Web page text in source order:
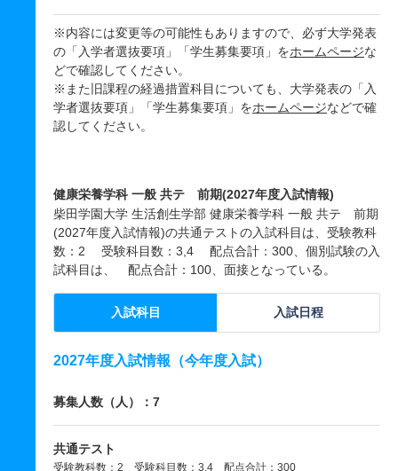
※内容には変更等の可能性もありますので、必ず大学発表
の「入学者選抜要項」「学生募集要項」をホームページな
どで確認してください。
※また旧課程の経過措置科目についても、大学発表の「入
学者選抜要項」「学生募集要項」をホームページなどで確
認してください。
健康栄養学科 一般 共テ 前期(2027年度入試情報)
柴田学園大学 生活創生学部 健康栄養学科 一般 共テ 前期
(2027年度入試情報)の共通テストの入試科目は、受験教科
数：2 受験科目数：3,4 配点合計：300、個別試験の入
試科目は、 配点合計：100、面接となっている。
入試科目 入試日程
2027年度入試情報（今年度入試）
募集人数（人）：7
共通テスト
受験教科数：2 受験科目数：3,4 配点合計：300